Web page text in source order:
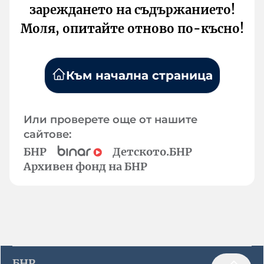
зареждането на съдържанието!
Моля, опитайте отново по-късно!
Към начална страница
Или проверете още от нашите
сайтове:
БНР
Детското.БНР
Архивен фонд на БНР